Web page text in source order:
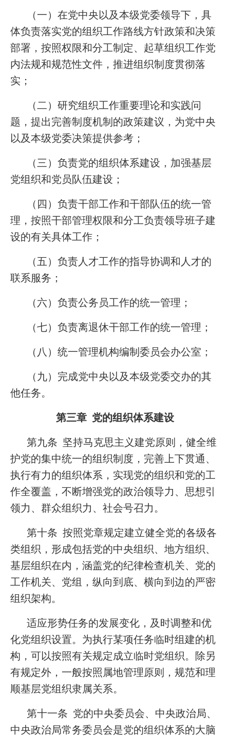
（一）在党中央以及本级党委领导下，具
体负责落实党的组织工作路线方针政策和决策
部署，按照权限和分工制定、起草组织工作党
内法规和规范性文件，推进组织制度贯彻落
实；
（二）研究组织工作重要理论和实践问
题，提出完善制度机制的政策建议，为党中央
以及本级党委决策提供参考；
（三）负责党的组织体系建设，加强基层
党组织和党员队伍建设；
（四）负责干部工作和干部队伍的统一管
理，按照干部管理权限和分工负责领导班子建
设的有关具体工作；
（五）负责人才工作的指导协调和人才的
联系服务；
（六）负责公务员工作的统一管理；
（七）负责离退休干部工作的统一管理；
（八）统一管理机构编制委员会办公室；
（九）完成党中央以及本级党委交办的其
他任务。
第三章 党的组织体系建设
第九条 坚持马克思主义建党原则，健全维
护党的集中统一的组织制度，完善上下贯通、
执行有力的组织体系，实现党的组织和党的工
作全覆盖，不断增强党的政治领导力、思想引
领力、群众组织力、社会号召力。
第十条 按照党章规定建立健全党的各级各
类组织，形成包括党的中央组织、地方组织、
基层组织在内，涵盖党的纪律检查机关、党的
工作机关、党组，纵向到底、横向到边的严密
组织架构。
适应形势任务的发展变化，及时调整和优
化党组织设置。为执行某项任务临时组建的机
构，可以按照有关规定成立临时党组织。除另
有规定外，一般按照属地管理原则，规范和理
顺基层党组织隶属关系。
第十一条 党的中央委员会、中央政治局、
中央政治局常务委员会是党的组织体系的大脑